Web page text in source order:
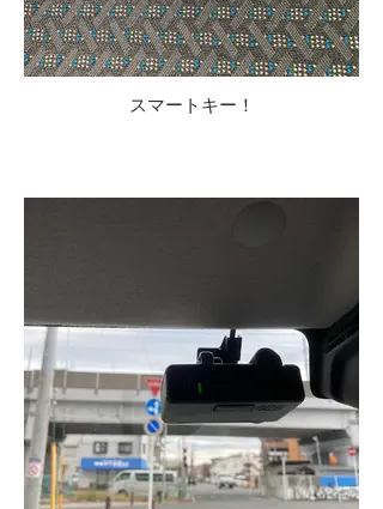
スマートキー！